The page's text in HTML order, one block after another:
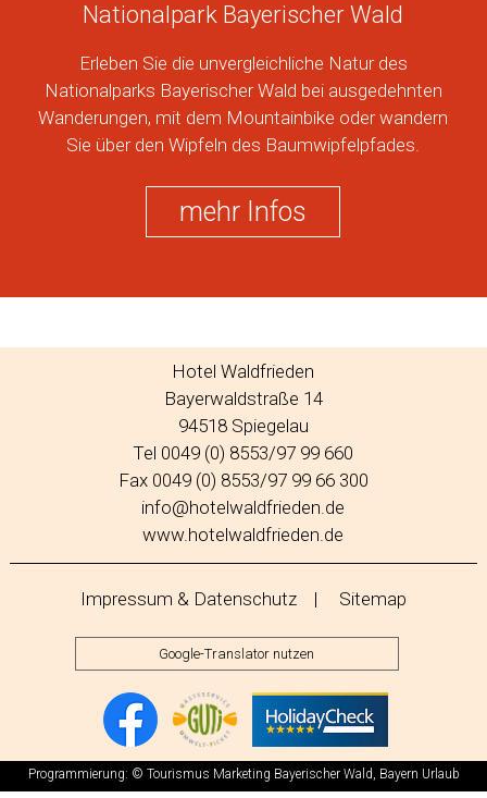
Nationalpark Bayerischer Wald
Erleben Sie die unvergleichliche Natur des
Nationalparks Bayerischer Wald bei ausgedehnten
Wanderungen, mit dem Mountainbike oder wandern
Sie über den Wipfeln des Baumwipfelpfades.
mehr Infos
Hotel Waldfrieden
Bayerwaldstraße 14
94518 Spiegelau
Tel 0049 (0) 8553/97 99 660
Fax 0049 (0) 8553/97 99 66 300
info@hotelwaldfrieden.de
www.hotelwaldfrieden.de
Impressum & Datenschutz | Sitemap
Google-Translator nutzen
Programmierung: © Tourismus Marketing Bayerischer Wald, Bayern Urlaub